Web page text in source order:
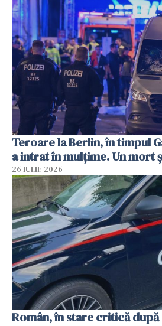
Teroare la Berlin, în timpul
a intrat în mulțime. Un mort
26 IULIE 2026
Român, în stare critică